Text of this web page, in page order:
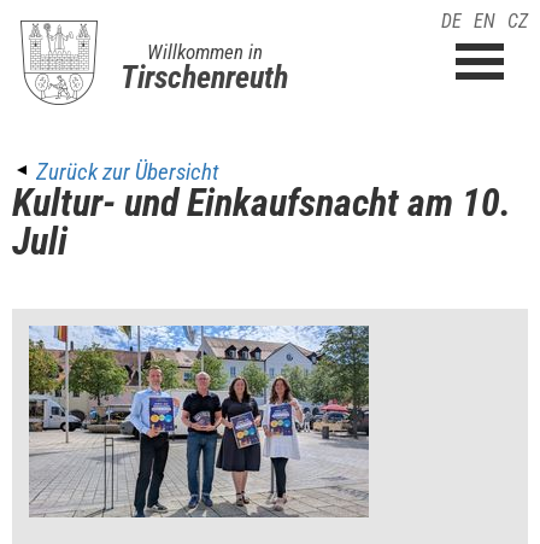
Willkommen in
Tirschenreuth
DE EN CZ
Zurück zur Übersicht
Kultur- und Einkaufsnacht am 10.
Juli